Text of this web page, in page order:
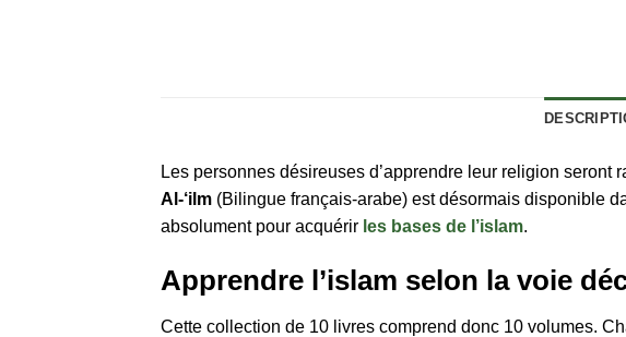
Les personnes désireuses d’apprendre leur religion seront
Al-‘ilm (Bilingue français-arabe) est désormais disponible
absolument pour acquérir les bases de l’islam.
Apprendre l’islam selon la voie
Cette collection de 10 livres comprend donc 10 volumes.